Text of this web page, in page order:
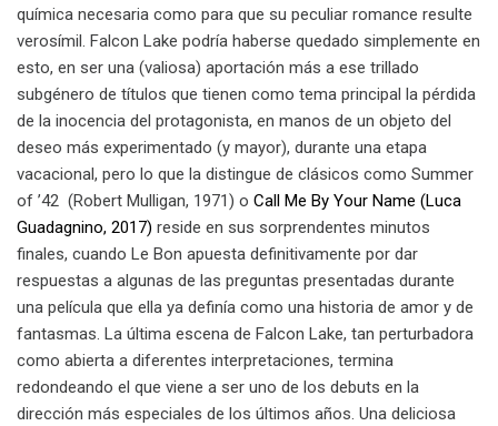
química necesaria como para que su peculiar romance resulte
verosímil. Falcon Lake podría haberse quedado simplemente en
esto, en ser una (valiosa) aportación más a ese trillado
subgénero de títulos que tienen como tema principal la pérdida
de la inocencia del protagonista, en manos de un objeto del
deseo más experimentado (y mayor), durante una etapa
vacacional, pero lo que la distingue de clásicos como Summer
of ’42 (Robert Mulligan, 1971) o Call Me By Your Name (Luca
Guadagnino, 2017) reside en sus sorprendentes minutos
finales, cuando Le Bon apuesta definitivamente por dar
respuestas a algunas de las preguntas presentadas durante
una película que ella ya definía como una historia de amor y de
fantasmas. La última escena de Falcon Lake, tan perturbadora
como abierta a diferentes interpretaciones, termina
redondeando el que viene a ser uno de los debuts en la
dirección más especiales de los últimos años. Una deliciosa